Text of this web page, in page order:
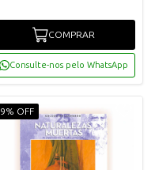
COMPRAR
Consulte-nos pelo WhatsApp
9% OFF